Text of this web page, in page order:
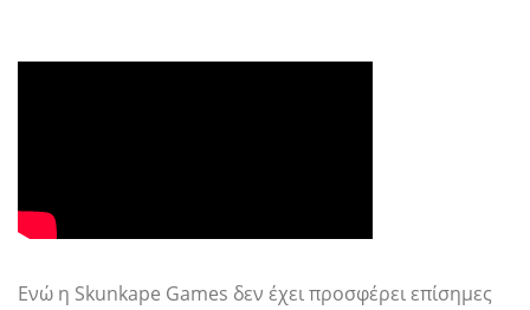
Ενώ η Skunkape Games δεν έχει προσφέρει επίσημες